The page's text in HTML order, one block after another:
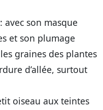
: avec son masque
et son plumage
graines des plantes
d’allée, surtout
oiseau aux teintes